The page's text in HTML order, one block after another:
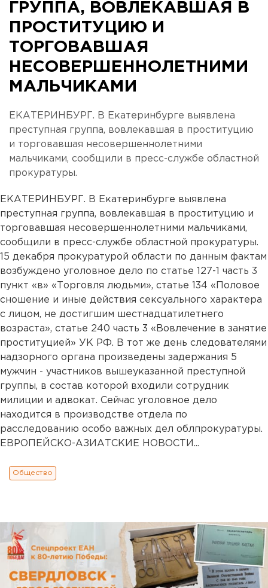
ГРУППА, ВОВЛЕКАВШАЯ В
ПРОСТИТУЦИЮ И
ТОРГОВАВШАЯ
НЕСОВЕРШЕННОЛЕТНИМИ
МАЛЬЧИКАМИ
ЕКАТЕРИНБУРГ. В Екатеринбурге выявлена
преступная группа, вовлекавшая в проституцию
и торговавшая несовершеннолетними
мальчиками, сообщили в пресс-службе областной
прокуратуры.
ЕКАТЕРИНБУРГ. В Екатеринбурге выявлена
преступная группа, вовлекавшая в проституцию и
торговавшая несовершеннолетними мальчиками,
сообщили в пресс-службе областной прокуратуры.
15 декабря прокуратурой области по данным фактам
возбуждено уголовное дело по статье 127-1 часть 3
пункт «в» «Торговля людьми», статье 134 «Половое
сношение и иные действия сексуального характера
с лицом, не достигшим шестнадцатилетнего
возраста», статье 240 часть 3 «Вовлечение в занятие
проституцией» УК РФ. В тот же день следователями
надзорного органа произведены задержания 5
мужчин - участников вышеуказанной преступной
группы, в состав которой входили сотрудник
милиции и адвокат. Сейчас уголовное дело
находится в производстве отдела по
расследованию особо важных дел облпрокуратуры.
ЕВРОПЕЙСКО-АЗИАТСКИЕ НОВОСТИ...
Общество